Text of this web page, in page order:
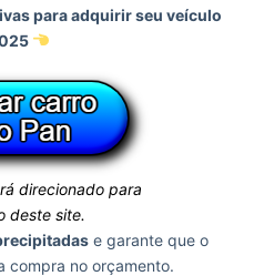
para adquirir seu veículo
direcionado para
deste site.
e garante que o
compra no orçamento.